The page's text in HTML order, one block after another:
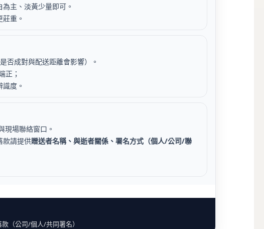
主、淡黃少量即可。
重。
否成對與配送距離會影響）。
正；
度。
現場聯絡窗口。
款請提供贈送者名稱、與逝者關係、署名方式（個人/公司/聯
（公司/個人/共同署名）